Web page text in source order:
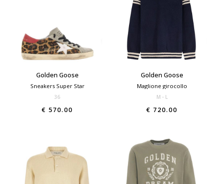
Golden Goose
Sneakers Super Star
36
€ 570.00
Golden Goose
Maglione girocollo
M L
€ 720.00